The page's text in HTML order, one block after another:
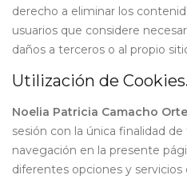
derecho a eliminar los
usuarios que considere
daños a terceros o al propio
Utilización de Cookies
Noelia Patricia Camacho
sesión con la única finalidad de
navegación en la presente
diferentes opciones y